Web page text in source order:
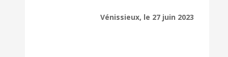
Vénissieux, le 27 juin 2023